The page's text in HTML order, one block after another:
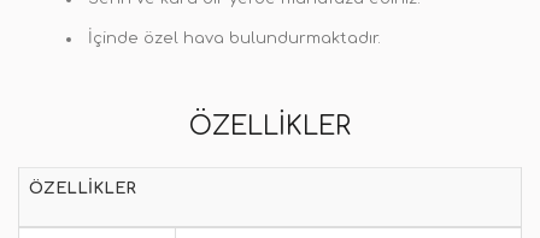
İçinde özel hava bulundurmaktadır.
ÖZELLIKLER
ÖZELLIKLER